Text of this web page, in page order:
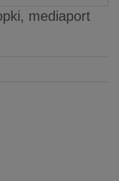
mediaport